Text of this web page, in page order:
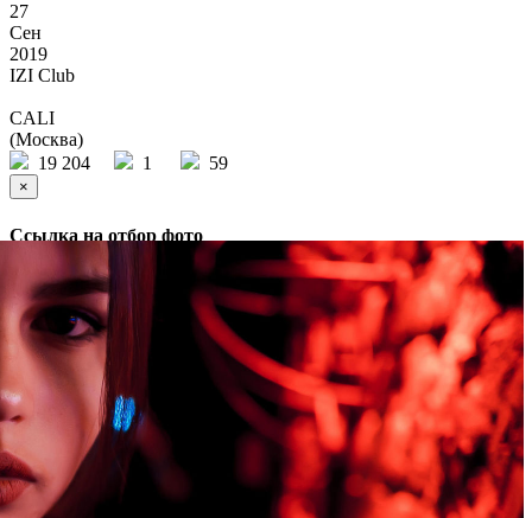
27
Сен
2019
IZI Club
CALI
(Москва)
19 204
1 59
×
Ссылка на отбор фото